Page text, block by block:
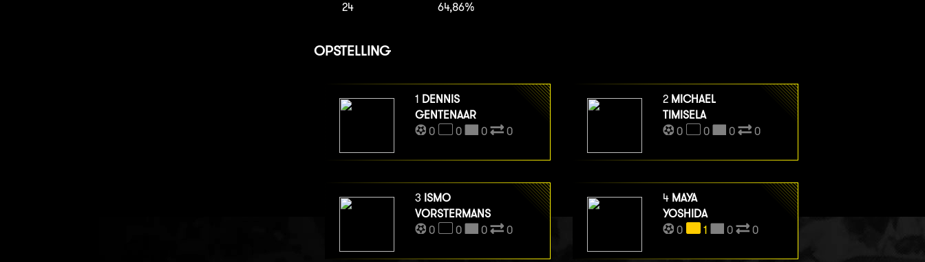
24
64,86%
OPSTELLING
1 DENNIS
GENTENAAR
0
0 0 0
2 MICHAEL
TIMISELA
0
0 0 0
3 ISMO
VORSTERMANS
0
0 0 0
4 MAYA
YOSHIDA
0
1 0 0